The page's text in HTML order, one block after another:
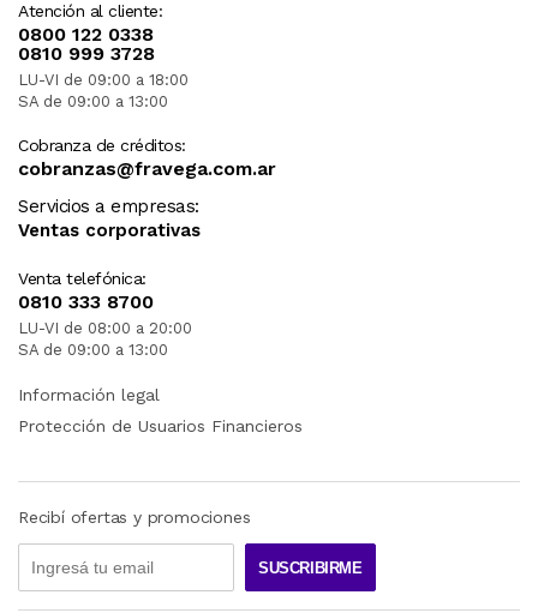
Atención al cliente:
0800 122 0338
0810 999 3728
LU-VI de 09:00 a 18:00
SA de 09:00 a 13:00
Cobranza de créditos:
cobranzas@fravega.com.ar
Servicios a empresas:
Ventas corporativas
Venta telefónica:
0810 333 8700
LU-VI de 08:00 a 20:00
SA de 09:00 a 13:00
Información legal
Protección de Usuarios Financieros
Recibí ofertas y promociones
SUSCRIBIRME